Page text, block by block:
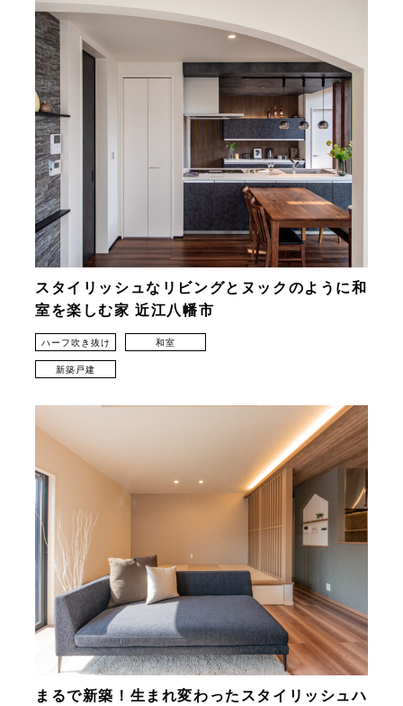
スタイリッシュなリビングとヌックのように和
室を楽しむ家 近江八幡市
ハーフ吹き抜け 和室
新築戸建
まるで新築！生まれ変わったスタイリッシュハ